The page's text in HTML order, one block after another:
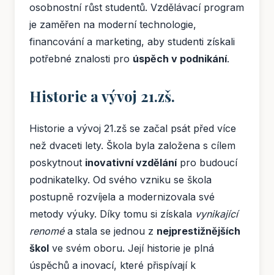
osobnostní růst studentů. Vzdělávací program
je zaměřen na moderní technologie,
financování a marketing, aby studenti získali
potřebné znalosti pro úspěch v podnikání.
Historie a vývoj 21.zš.
Historie a vývoj 21.zš se začal psát před více
než dvaceti lety. Škola byla založena s cílem
poskytnout inovativní vzdělánípro budoucí
podnikatelky. Od svého vzniku se škola
postupně rozvíjela a modernizovala své
metody výuky. Díky tomu si získala vynikající
renoméa stala se jednou z nejprestižnějších
škol ve svém oboru. Její historie je plná
úspěchů a inovací, které přispívají k